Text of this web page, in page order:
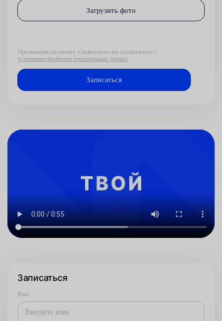
Загрузить фото
При нажатии на кнопку «Записаться» вы соглашаетесь с
условиями обработки персональных данных
Записаться
Имя